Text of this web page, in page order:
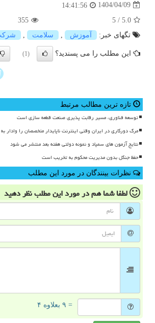
1404/04/09
14:41:56
5.0
/
5
355
تگهای خبر:
آموزش سلامت
این مطلب را می پسندید؟ (1)
تازه ترین مطالب مرتبط
توسعه فناوری، مسیر رقابت پذیری صنعت قطعه سازی است
مرگ دورکاری در ایران وقتی اینترنت ناپایدار متخصصان را وادار
نتایج آزمون های سمپاد و نمونه دولتی هفته بعد منتشر می شود
حفظ جنگل بدون مدیریت محکوم به تخریب است
نظرات بینندگان در مورد این مطلب
لطفا شما همدر مورد این مطلبنظر دهید
= ۹ بعلاوه ۴